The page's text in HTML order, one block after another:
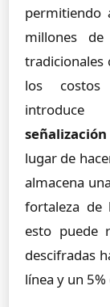
permitiendo
millones
tradicionales
los costos
introduce
lugar de
almacena
fortaleza de
esto puede
descifradas
línea y un